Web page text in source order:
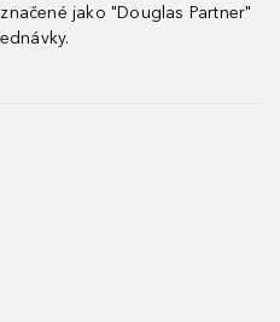
jako "Douglas Partner"